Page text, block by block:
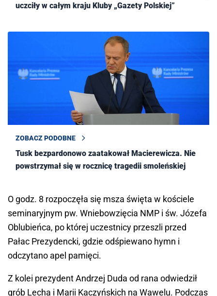
uczciły w całym kraju Kluby „Gazety Polskiej”
ZOBACZ PODOBNE
Tusk bezpardonowo zaatakował Macierewicza. Nie
powstrzymał się w rocznicę tragedii smoleńskiej
O godz. 8 rozpoczęła się msza święta w kościele
seminaryjnym pw. Wniebowzięcia NMP i św. Józefa
Oblubieńca, po której uczestnicy przeszli przed
Pałac Prezydencki, gdzie odśpiewano hymn i
odczytano apel pamięci.
Z kolei prezydent Andrzej Duda od rana odwiedził
grób Lecha i Marii Kaczyńskich na Wawelu. Podczas